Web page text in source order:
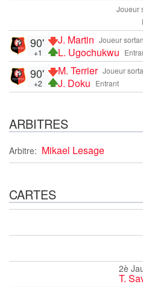
Joueur
Joueur
J. Martin
L. Ugochukwu
90'
+1
Joueur
M. Terrier
Entrant
J. Doku
90'
+2
ARBITRES
Arbitre: Mikael Lesage
CARTES
2è
T.